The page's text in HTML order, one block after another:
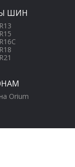
ШИН
R13
R15
R16C
R18
R21
Orium